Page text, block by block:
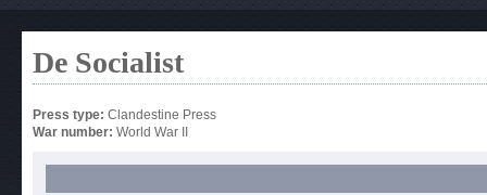
De Socialist
Press type: Clandestine Press
War number: World War II